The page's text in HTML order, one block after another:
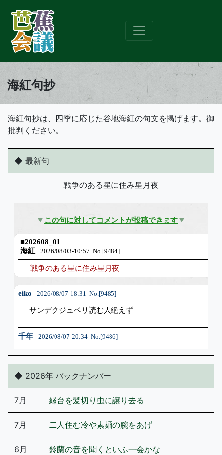
海紅句抄
海紅句抄は、四季に応じた谷地海紅の句文を掲げます。御
批判ください。
◆ 最新句
戦争のある星に住み星月夜
◆ 2026年 バックナンバー
7月 縁台を髪切り虫に譲り去る
7月 二人住む冷や素麺の腕をあげ
6月 鈴蘭の音を聞くといふ一会かな